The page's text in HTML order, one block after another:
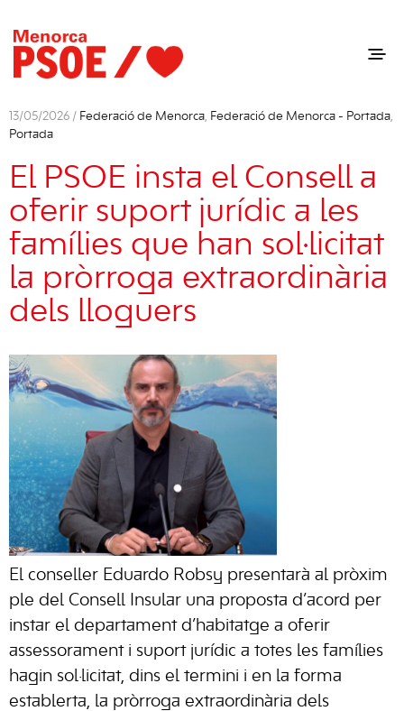
13/05/2026 / Federació de Menorca, Federació de Menorca - Portada,
Portada
El PSOE insta el Consell a
oferir suport jurídic a les
famílies que han sol·licitat
la pròrroga extraordinària
dels lloguers
El conseller Eduardo Robsy presentarà al pròxim
ple del Consell Insular una proposta d’acord per
instar el departament d’habitatge a oferir
assessorament i suport jurídic a totes les famílies
hagin sol·licitat, dins el termini i en la forma
establerta, la pròrroga extraordinària dels